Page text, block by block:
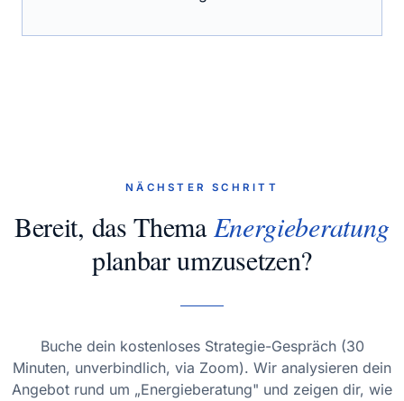
NÄCHSTER SCHRITT
Bereit, das ThemaEnergieberatung
planbar umzusetzen?
Buche dein kostenloses Strategie-Gespräch (30
Minuten, unverbindlich, via Zoom). Wir analysieren dein
Angebot rund um „Energieberatung" und zeigen dir, wie